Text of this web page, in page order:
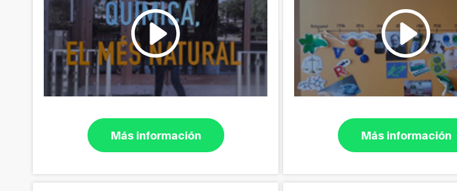
Más información Más información